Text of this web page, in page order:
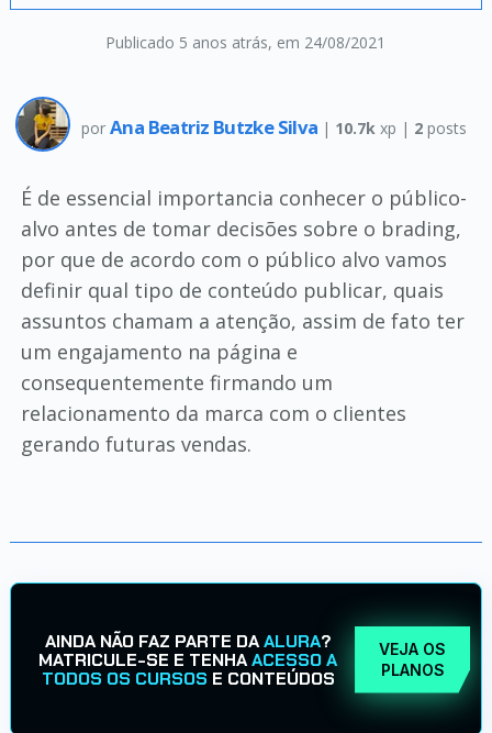
Publicado 5 anos atrás, em 24/08/2021
por Ana Beatriz Butzke Silva | 10.7k xp | 2posts
É de essencial importancia conhecer o público-
alvo antes de tomar decisões sobre o brading,
por que de acordo com o público alvo vamos
definir qual tipo de conteúdo publicar, quais
assuntos chamam a atenção, assim de fato ter
um engajamento na página e
consequentemente firmando um
relacionamento da marca com o clientes
gerando futuras vendas.
AINDA NÃO FAZ PARTE DAALURA?
MATRICULE-SE E TENHAACESSO A
TODOS OS CURSOS E CONTEÚDOS
VEJA OS
PLANOS